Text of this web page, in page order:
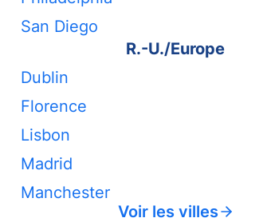
San Diego
R.-U./Europe
Dublin
Florence
Lisbon
Madrid
Manchester
Voir les villes